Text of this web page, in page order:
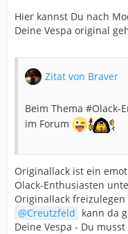
Hier kannst Du nach
Deine Vespa original
Zitat von Braver
Beim Thema
im Forum
Originallack ist ein
Olack-Enthusiasten
Originallack
Creutzfeld kann da
Deine Vespa - Du